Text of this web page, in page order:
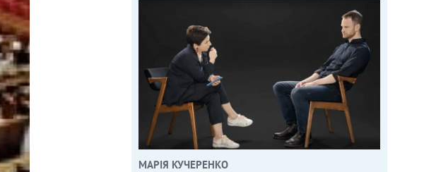
МАРІЯ КУЧЕРЕНКО